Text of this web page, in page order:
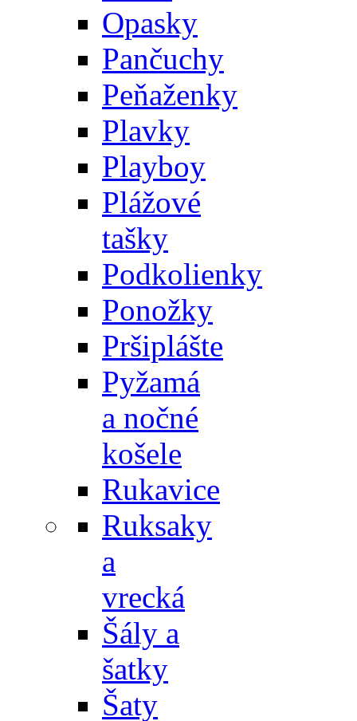
Opasky
Pančuchy
Peňaženky
Plavky
Playboy
Plážové
tašky
Podkolienky
Ponožky
Pršiplášte
Pyžamá
a nočné
košele
Rukavice
Ruksaky
a
vrecká
Šály a
šatky
Šaty